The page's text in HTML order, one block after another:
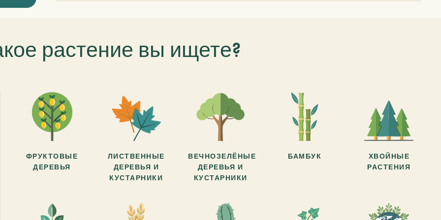
растение вы ищете?
ФРУКТОВЫЕ
ДЕРЕВЬЯ
ЛИСТВЕННЫЕ
ДЕРЕВЬЯ И
КУСТАРНИКИ
ВЕЧНОЗЕЛЁНЫЕ
ДЕРЕВЬЯ И
КУСТАРНИКИ
БАМБУК
ХВОЙНЫЕ
РАСТЕНИЯ